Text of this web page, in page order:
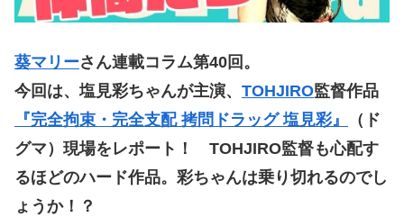
葵マリーさん連載コラム第40回。
今回は、塩見彩ちゃんが主演、 TOHJIRO監督作品
『完全拘束・完全支配 拷問ドラッグ 塩見彩』
（ド
グマ） 現場をレポート！ TOHJIRO監督も心配す
るほどのハード作品。彩ちゃんは乗り切れるのでし
ょうか！？